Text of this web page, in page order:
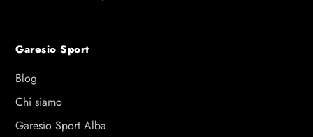
Garesio Sport
Blog
Chi siamo
Garesio Sport Alba